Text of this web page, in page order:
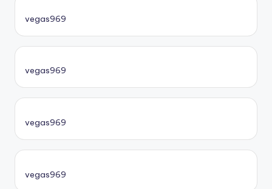
vegas969
vegas969
vegas969
vegas969